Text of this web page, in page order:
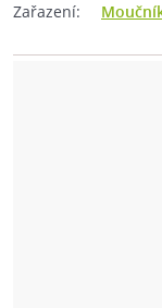
Zařazení: